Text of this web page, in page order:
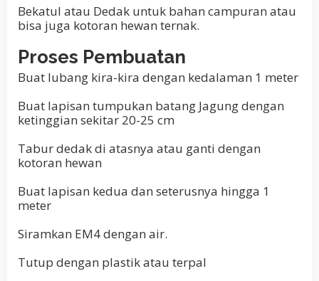
Bekatul atau Dedak untuk bahan campuran atau
bisa juga kotoran hewan ternak.
Proses Pembuatan
Buat lubang kira-kira dengan kedalaman 1 meter
Buat lapisan tumpukan batang Jagung dengan
ketinggian sekitar 20-25 cm
Tabur dedak di atasnya atau ganti dengan
kotoran hewan
Buat lapisan kedua dan seterusnya hingga 1
meter
Siramkan EM4 dengan air.
Tutup dengan plastik atau terpal